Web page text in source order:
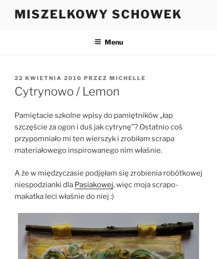
MISZELKOWY SCHOWEK
Menu
OPUBLIKOWANE
W
22 KWIETNIA 2010 PRZEZ MICHELLE
Cytrynowo / Lemon
Pamiętacie szkolne wpisy do pamiętników „łap
szczęście za ogon i duś jak cytrynę”? Ostatnio coś
przypomniało mi ten wierszyk i zrobiłam scrapa
materiałowego inspirowanego nim właśnie.
A że w międzyczasie podjęłam się zrobienia robótkowej
niespodzianki dla Pasiakowej, więc moja scrapo-
makatka leci właśnie do niej :)